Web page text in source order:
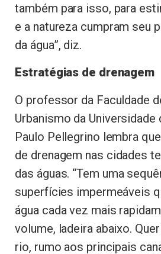
também para isso, para
e a natureza cumpram seu
da água”, diz.
Estratégias de drenagem
O professor da Faculdade
Urbanismo da Universidade
Paulo Pellegrino lembra
de drenagem nas cidades
das águas. “Tem uma
superfícies impermeáveis
água cada vez mais
volume, ladeira abaixo.
rio, rumo aos principais